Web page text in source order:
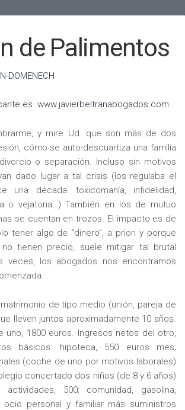
de Palimentos
DOMENECH
www.javierbeltranabogados.com
y mire Ud. que son más de dos
cómo se auto-descuartiza una familia
o separación. Incluso sin motivos
dado lugar a tal crisis (los regulaba el
una década: toxicomanía, infidelidad,
o vejatoria…) También en los de mutuo
se cuentan en trozos. El impacto es de
tener algo de “dinero”, a priori y porque
tienen precio, suele mitigar tal brutal
veces, los abogados nos encontramos
de tipo medio (unión, pareja de
lleven juntos aproximadamente 10 años.
uno, 1800 euros. Ingresos netos del otro,
básicos: hipoteca, 550 euros mes;
(coche de uno por motivos laborales)
concertado dos niños (de 8 y 6 años)
500; comunidad, gasolina,
ocio personal y familiar más suministros